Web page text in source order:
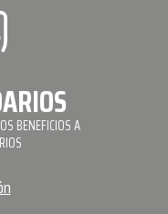
BENEFICIOS A